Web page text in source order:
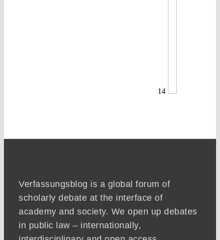
14
Verfassungsblog is a global forum of
scholarly debate at the interface of
academy and society. We open up debates
in public law – internationally,